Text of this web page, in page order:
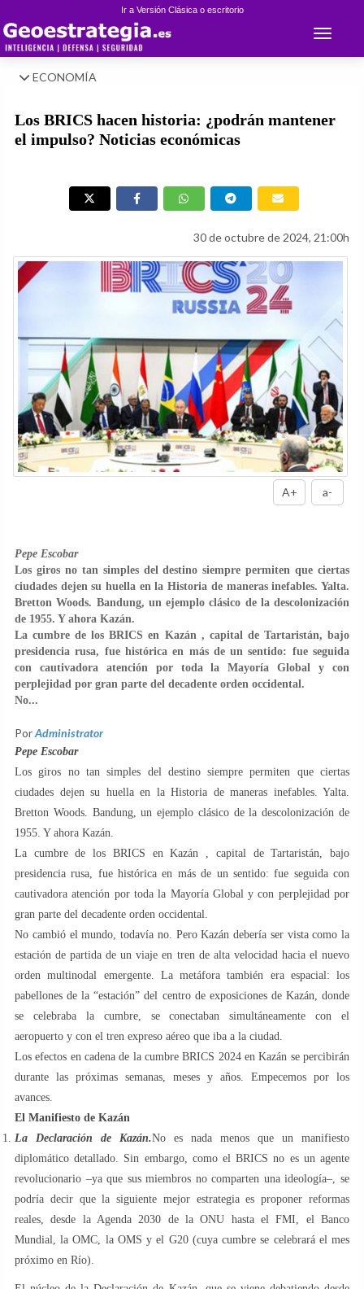
Ir a Versión Clásica o escritorio
Toggle
ECONOMÍA
Los BRICS hacen historia: ¿podrán mantener
el impulso? Noticias económicas
30 de octubre de 2024, 21:00h
A+ a-
Pepe Escobar
Los giros no tan simples del destino siempre permiten que ciertas
ciudades dejen su huella en la Historia de maneras inefables. Yalta.
Bretton Woods. Bandung, un ejemplo clásico de la descolonización
de 1955. Y ahora Kazán.
La cumbre de los BRICS en Kazán , capital de Tartaristán, bajo
presidencia rusa, fue histórica en más de un sentido: fue seguida
con cautivadora atención por toda la Mayoría Global y con
perplejidad por gran parte del decadente orden occidental.
No...
PorAdministrator
Pepe Escobar
Los giros no tan simples del destino siempre permiten que ciertas
ciudades dejen su huella en la Historia de maneras inefables. Yalta.
Bretton Woods. Bandung, un ejemplo clásico de la descolonización de
1955. Y ahora Kazán.
La cumbre de los BRICS en Kazán , capital de Tartaristán, bajo
presidencia rusa, fue histórica en más de un sentido: fue seguida con
cautivadora atención por toda la Mayoría Global y con perplejidad por
gran parte del decadente orden occidental.
No cambió el mundo, todavía no. Pero Kazán debería ser vista como la
estación de partida de un viaje en tren de alta velocidad hacia el nuevo
orden multinodal emergente. La metáfora también era espacial: los
pabellones de la “estación” del centro de exposiciones de Kazán, donde
se celebraba la cumbre, se conectaban simultáneamente con el
aeropuerto y con el tren expreso aéreo que iba a la ciudad.
Los efectos en cadena de la cumbre BRICS 2024 en Kazán se percibirán
durante las próximas semanas, meses y años. Empecemos por los
avances.
El Manifiesto de Kazán
La Declaración de Kazán.No es nada menos que un manifiesto
diplomático detallado. Sin embargo, como el BRICS no es un agente
revolucionario –ya que sus miembros no comparten una ideología–, se
podría decir que la siguiente mejor estrategia es proponer reformas
reales, desde la Agenda 2030 de la ONU hasta el FMI, el Banco
Mundial, la OMC, la OMS y el G20 (cuya cumbre se celebrará el mes
próximo en Río).